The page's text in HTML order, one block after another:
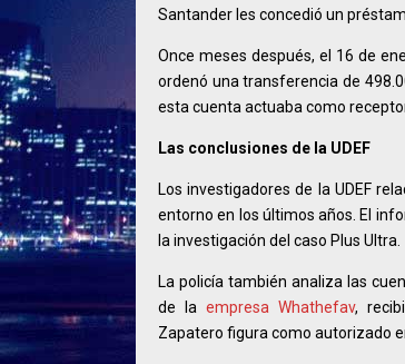
Santander les concedió un
Once meses después, el 16 de
ordenó una transferencia de
esta cuenta actuaba como
Las conclusiones de la UDEF
Los investigadores de la UDEF
entorno en los últimos años. El
la investigación del caso Plus Ultra.
La policía también analiza las
de la empresa Whathefav,
Zapatero figura como autorizado